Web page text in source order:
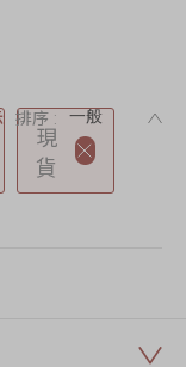
現
貨
排序 :